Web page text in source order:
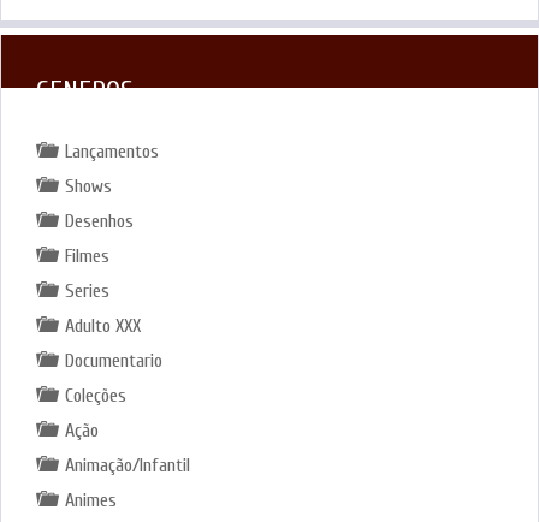
GENEROS
Lançamentos
Shows
Desenhos
Filmes
Series
Adulto XXX
Documentario
Coleções
Ação
Animação/Infantil
Animes